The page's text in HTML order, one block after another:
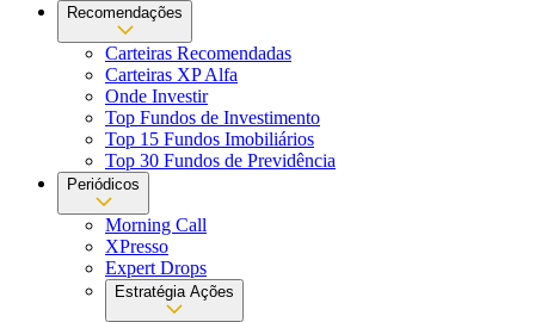
Recomendações
Carteiras Recomendadas
Carteiras XP Alfa
Onde Investir
Top Fundos de Investimento
Top 15 Fundos Imobiliários
Top 30 Fundos de Previdência
Periódicos
Morning Call
XPresso
Expert Drops
Estratégia Ações